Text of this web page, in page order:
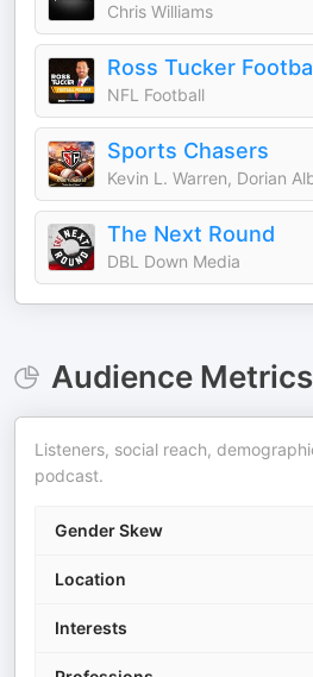
Chris Williams
NFL Football
Sports Chasers
The Next Round
DBL Down Media
Audience Metrics
Listeners, social reach,
podcast.
Gender Skew
Location
Interests